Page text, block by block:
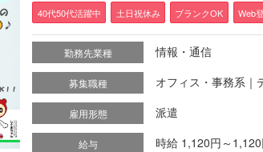
40代50代活躍中 土日祝休み ブランクOK Web
勤務先業種 情報・通信
募集職種 オフィス・事務系｜
雇用形態 派遣
給与 時給 1,120円～